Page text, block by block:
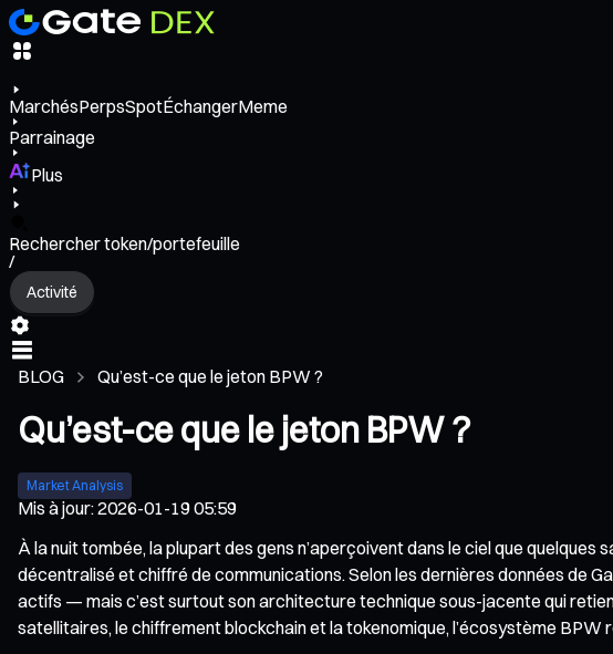
MarchésPerpsSpotÉchangerMeme
Parrainage
Plus
Rechercher token/portefeuille
/
Activité
BLOG Qu’est-ce que le jeton BPW ?
Qu’est-ce que le jeton BPW ?
Market Analysis
Mis à jour:2026-01-19 05:59
À la nuit tombée, la plupart des gens n’aperçoivent dans le ciel que
décentralisé et chiffré de communications. Selon les dernières données de
actifs — mais c’est surtout son architecture technique sous-jacente qui
satellitaires, le chiffrement blockchain et la tokenomique, l’écosystème